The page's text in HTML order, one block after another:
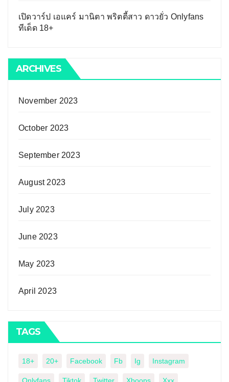
เปิดวาร์ป เอแคร์ มานิตา พริตตี้สาว ดาวยั่ว Onlyfans
ทีเด็ด 18+
ARCHIVES
November 2023
October 2023
September 2023
August 2023
July 2023
June 2023
May 2023
April 2023
TAGS
18+ 20+ Facebook Fb Ig Instagram
Onlyfans Tiktok Twitter Xboops Xxx